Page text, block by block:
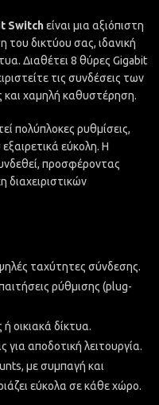
Switchείναι μια αξιόπιστη
του δικτύου σας, ιδανική
Διαθέτει 8 θύρες Gigabit
τις συνδέσεις των
χαμηλή καθυστέρηση.
πολύπλοκες ρυθμίσεις,
εύκολη. Η
προσφέροντας
διαχειριστικών
ταχύτητες σύνδεσης.
ρύθμισης (plug-
ή οικιακά δίκτυα.
αποδοτική λειτουργία.
με συμπαγή και
εύκολα σε κάθε χώρο.